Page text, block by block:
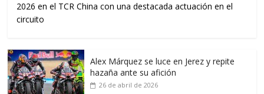
2026 en el TCR China con una destacada actuación en el
circuito
Alex Márquez se luce en Jerez y repite
hazaña ante su afición
26 de abril de 2026